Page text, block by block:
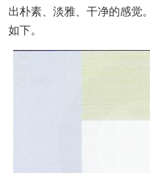
出朴素、淡雅、干净的感觉
如下。